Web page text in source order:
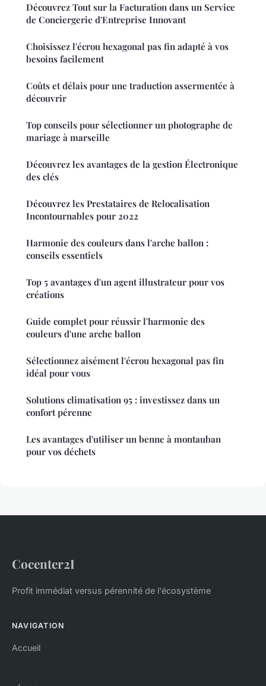
Découvrez Tout sur la Facturation dans un Service
de Conciergerie d'Entreprise Innovant
Choisissez l'écrou hexagonal pas fin adapté à vos
besoins facilement
Coûts et délais pour une traduction assermentée à
découvrir
Top conseils pour sélectionner un photographe de
mariage à marseille
Découvrez les avantages de la gestion Électronique
des clés
Découvrez les Prestataires de Relocalisation
Incontournables pour 2022
Harmonie des couleurs dans l'arche ballon :
conseils essentiels
Top 5 avantages d'un agent illustrateur pour vos
créations
Guide complet pour réussir l'harmonie des
couleurs d'une arche ballon
Sélectionnez aisément l'écrou hexagonal pas fin
idéal pour vous
Solutions climatisation 95 : investissez dans un
confort pérenne
Les avantages d'utiliser un benne à montauban
pour vos déchets
Cocenter2I
Profit immédiat versus pérennité de l'écosystème
NAVIGATION
Accueil